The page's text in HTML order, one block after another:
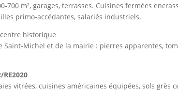
700 m², garages, terrasses. Cuisines fermées
primo-accédantes, salariés industriels.
historique
Saint-Michel et de la mairie : pierres apparentes,
vitrées, cuisines américaines équipées, sols grès